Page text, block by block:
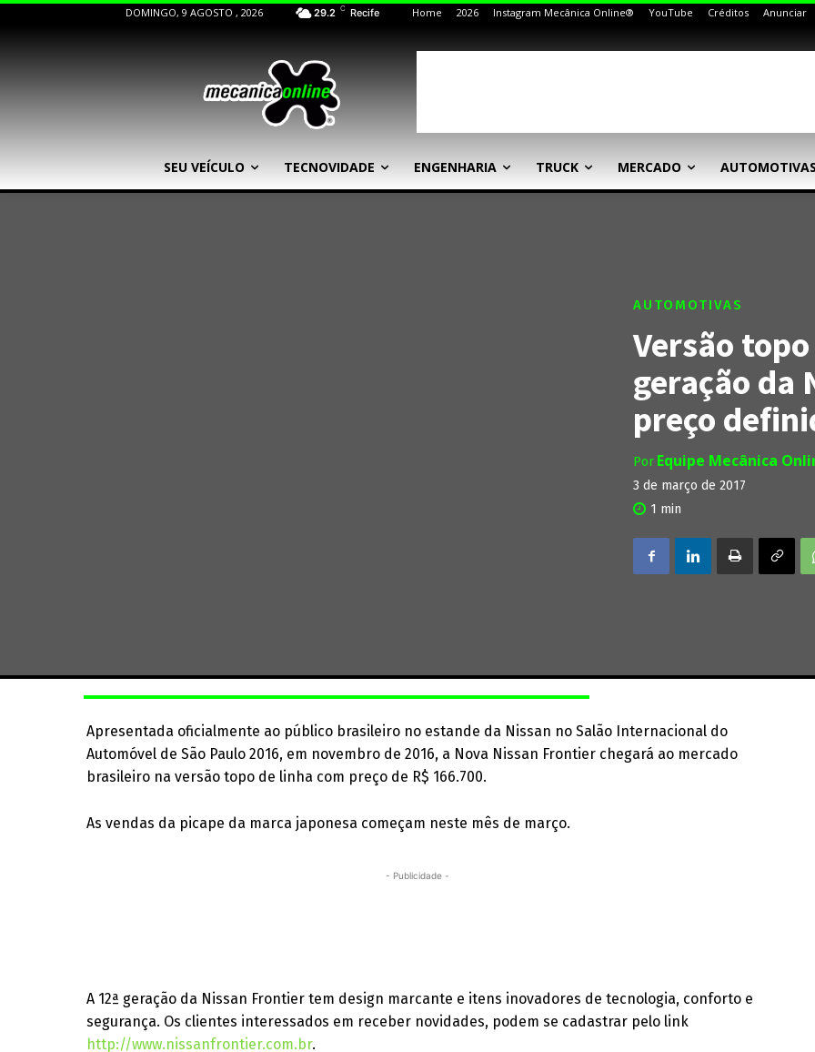
DOMINGO, 9 AGOSTO , 2026 29.2 C Recife Home 2026 Instagram Mecânica Online® YouTube Créditos Anunciar
SEU VEÍCULO TECNOVIDADE ENGENHARIA TRUCK MERCADO AUTOMOTIVAS
AUTOMOTIVAS
Versão
geração da
preço
Por Equipe Mecânica
3 de março de 2017
1 min
Apresentada oficialmente ao público brasileiro no estande da Nissan no Salão Internacional do
Automóvel de São Paulo 2016, em novembro de 2016, a Nova Nissan Frontier chegará ao mercado
brasileiro na versão topo de linha com preço de R$ 166.700.
As vendas da picape da marca japonesa começam neste mês de março.
- Publicidade -
A 12ª geração da Nissan Frontier tem design marcante e itens inovadores de tecnologia, conforto e
segurança. Os clientes interessados em receber novidades, podem se cadastrar pelo link
http://www.nissanfrontier.com.br.